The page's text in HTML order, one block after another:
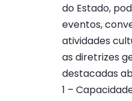
do Estado,
eventos,
atividades
as diretrizes
destacadas
1 –